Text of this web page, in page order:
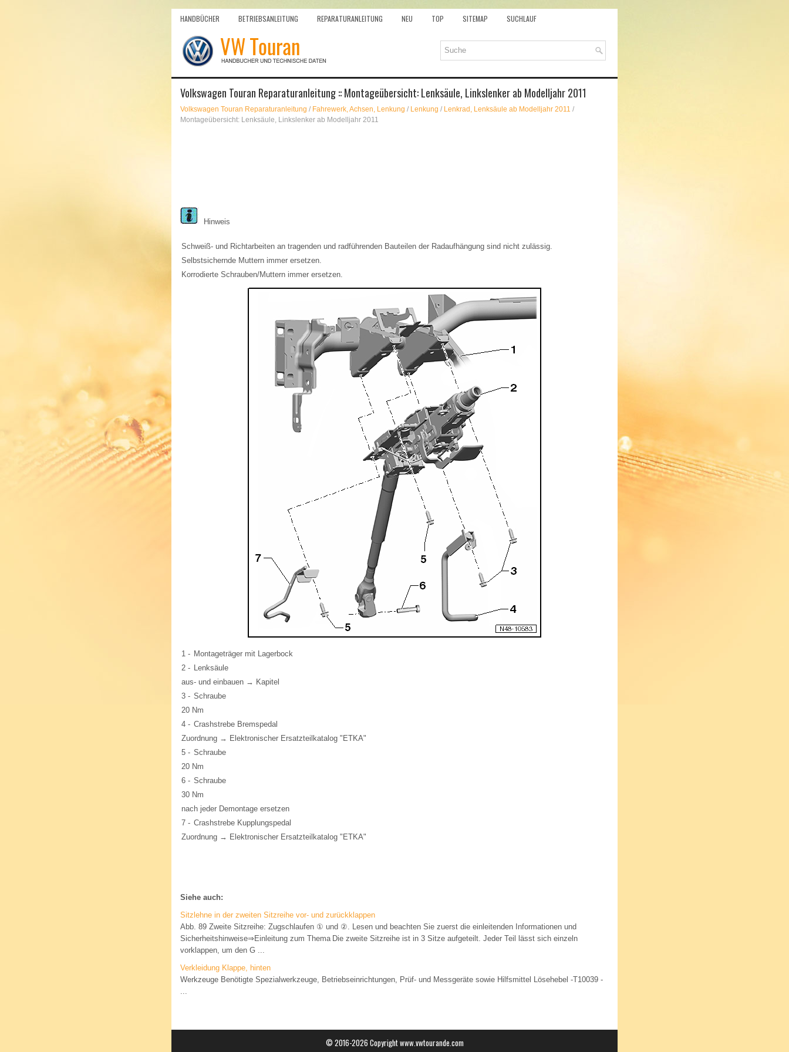
HANDBÜCHER BETRIEBSANLEITUNG REPARATURANLEITUNG NEU TOP SITEMAP SUCHLAUF
Volkswagen Touran Reparaturanleitung :: Montageübersicht: Lenksäule, Linkslenker ab Modelljahr 2011
Volkswagen Touran Reparaturanleitung / Fahrewerk, Achsen, Lenkung / Lenkung / Lenkrad, Lenksäule ab Modelljahr 2011 /
Montageübersicht: Lenksäule, Linkslenker ab Modelljahr 2011
Hinweis
Schweiß- und Richtarbeiten an tragenden und radführenden Bauteilen der Radaufhängung sind nicht zulässig.
Selbstsichernde Muttern immer ersetzen.
Korrodierte Schrauben/Muttern immer ersetzen.
1 - Montageträger mit Lagerbock
2 - Lenksäule
aus- und einbauen → Kapitel
3 - Schraube
20 Nm
4 - Crashstrebe Bremspedal
Zuordnung → Elektronischer Ersatzteilkatalog "ETKA"
5 - Schraube
20 Nm
6 - Schraube
30 Nm
nach jeder Demontage ersetzen
7 - Crashstrebe Kupplungspedal
Zuordnung → Elektronischer Ersatzteilkatalog "ETKA"
Siehe auch:
Sitzlehne in der zweiten Sitzreihe vor- und zurückklappen
Abb. 89 Zweite Sitzreihe: Zugschlaufen ① und ②. Lesen und beachten Sie zuerst die einleitenden Informationen und
Sicherheitshinweise⇒Einleitung zum Thema Die zweite Sitzreihe ist in 3 Sitze aufgeteilt. Jeder Teil lässt sich einzeln
vorklappen, um den G ...
Verkleidung Klappe, hinten
Werkzeuge Benötigte Spezialwerkzeuge, Betriebseinrichtungen, Prüf- und Messgeräte sowie Hilfsmittel Lösehebel -T10039 -
...
© 2016-2026 Copyright www.vwtourande.com